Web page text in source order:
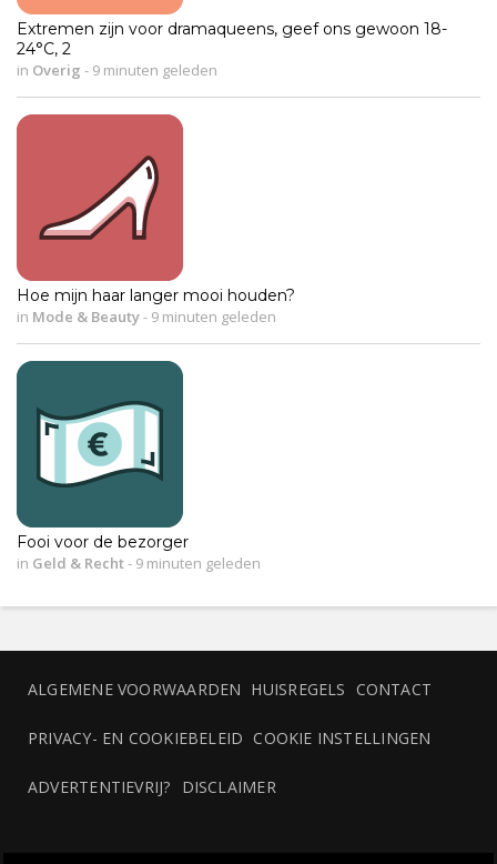
Extremen zijn voor dramaqueens, geef ons gewoon 18-
24°C, 2
in Overig - 9 minuten geleden
Hoe mijn haar langer mooi houden?
in Mode & Beauty- 9 minuten geleden
Fooi voor de bezorger
in Geld & Recht- 9 minuten geleden
ALGEMENE VOORWAARDEN HUISREGELS CONTACT
PRIVACY- EN COOKIEBELEID COOKIE INSTELLINGEN
ADVERTENTIEVRIJ? DISCLAIMER